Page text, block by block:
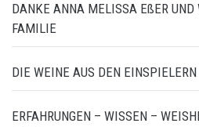
DANKE ANNA MELISSA EßER
FAMILIE
DIE WEINE AUS DEN EINSPIELERN
ERFAHRUNGEN – WISSEN –